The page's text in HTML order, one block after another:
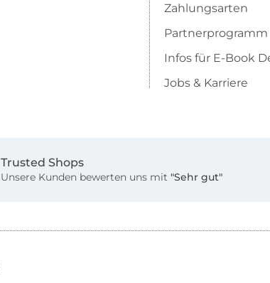
Zahlungsarten
Partnerprogramm
Infos für E-Book
Jobs & Karriere
Trusted Shops
Unsere Kunden bewerten uns mit "Sehr gut"